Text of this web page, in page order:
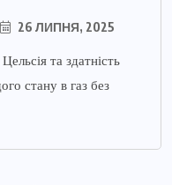
26 ЛИПНЯ, 2025
та здатність
стану в газ без